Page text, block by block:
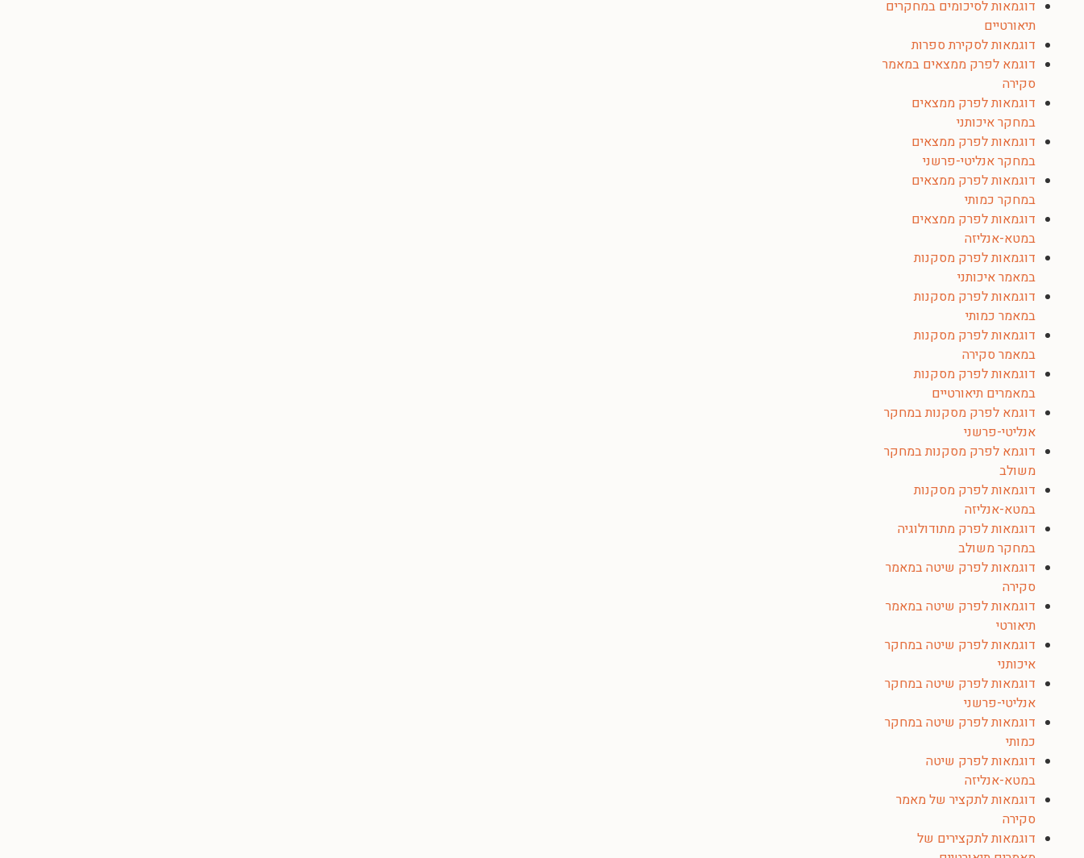
דוגמאות לסיכומים במחקרים
תיאורטיים
דוגמאות לסקירת ספרות
דוגמא לפרק ממצאים במאמר
סקירה
דוגמאות לפרק ממצאים
במחקר איכותני
דוגמאות לפרק ממצאים
במחקר אנליטי-פרשני
דוגמאות לפרק ממצאים
במחקר כמותי
דוגמאות לפרק ממצאים
במטא-אנליזה
דוגמאות לפרק מסקנות
במאמר איכותני
דוגמאות לפרק מסקנות
במאמר כמותי
דוגמאות לפרק מסקנות
במאמר סקירה
דוגמאות לפרק מסקנות
במאמרים תיאורטיים
דוגמא לפרק מסקנות במחקר
אנליטי-פרשני
דוגמא לפרק מסקנות במחקר
משולב
דוגמאות לפרק מסקנות
במטא-אנליזה
דוגמאות לפרק מתודולוגיה
במחקר משולב
דוגמאות לפרק שיטה במאמר
סקירה
דוגמאות לפרק שיטה במאמר
תיאורטי
דוגמאות לפרק שיטה במחקר
איכותני
דוגמאות לפרק שיטה במחקר
אנליטי-פרשני
דוגמאות לפרק שיטה במחקר
כמותי
דוגמאות לפרק שיטה
במטא-אנליזה
דוגמאות לתקציר של מאמר
סקירה
דוגמאות לתקצירים של